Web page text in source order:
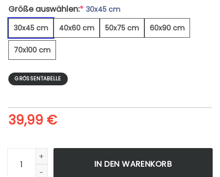
Größe auswählen:* 30x45 cm
30x45 cm
40x60 cm 50x75 cm 60x90 cm
70x100 cm
GRÖSSENTABELLE
39,99 €
Pazifischer Ozean Aus Dem Weltraum - Leinwandbild Menge
IN DEN WARENKORB